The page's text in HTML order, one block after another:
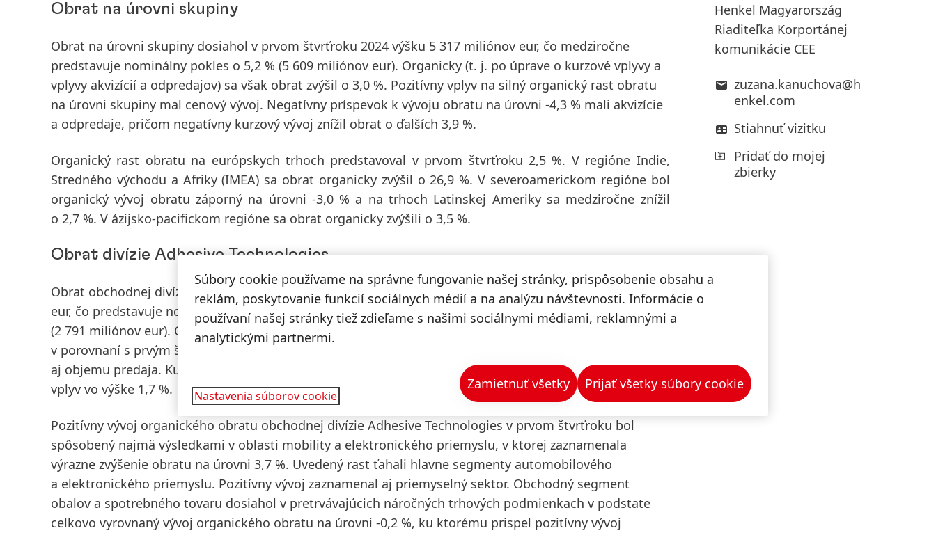
Obrat na úrovni skupiny
Obrat na úrovni skupiny dosiahol v prvom štvrťroku 2024 výšku 5 317 miliónov eur, čo medziročne
predstavuje nominálny pokles o 5,2 % (5 609 miliónov eur). Organicky (t. j. po úprave o kurzové vplyvy a
vplyvy akvizícií a odpredajov) sa však obrat zvýšil o 3,0 %. Pozitívny vplyv na silný organický rast obratu
na úrovni skupiny mal cenový vývoj. Negatívny príspevok k vývoju obratu na úrovni -4,3 % mali akvizície
a odpredaje, pričom negatívny kurzový vývoj znížil obrat o ďalších 3,9 %.
Organický rast obratu na európskych trhoch predstavoval v prvom štvrťroku 2,5 %. V regióne Indie,
Stredného východu a Afriky (IMEA) sa obrat organicky zvýšil o 26,9 %. V severoamerickom regióne bol
organický vývoj obratu záporný na úrovni -3,0 % a na trhoch Latinskej Ameriky sa medziročne znížil
o 2,7 %. V ázijsko-pacifickom regióne sa obrat organicky zvýšili o 3,5 %.
Obrat divízie Adhesive Technologies
Obrat obchodnej divízie Adhesive Technologies dosiahol vprvom štvrťroku 2024sumu 2 677 miliónov
eur, čo predstavuje nominálne
zníženie o 4,1 % v porovnaní s rovnakým obdobím predchádzajúceho roka
(2 791 miliónov eur). Organicky (t. j. po úprave o kurzové vplyvy a vplyvy akvizícií a odpredajov) sa obrat
v porovnaní s prvým štvrťrokom 2023 zvýšil o 1,3 %. K uvedenému pozitívnemu vývoju prispel rast cien
aj objemu predaja. Kurzové vplyvy znížili obrat o 3,8 % a akvizície a odpredaje mali dodatočný záporný
vplyv vo výške 1,7 %.
Pozitívny vývoj organického obratu obchodnej divízie Adhesive Technologies v prvom štvrťroku bol
spôsobený najmä výsledkami v oblasti mobility a elektronického priemyslu, v ktorej zaznamenala
výrazne zvýšenie obratu na úrovni 3,7 %. Uvedený rast ťahali hlavne segmenty automobilového
a elektronického priemyslu. Pozitívny vývoj zaznamenal aj priemyselný sektor. Obchodný segment
obalov a spotrebného tovaru dosiahol v pretrvávajúcich náročných trhových podmienkach v podstate
celkovo vyrovnaný vývoj organického obratu na úrovni -0,2 %, ku ktorému prispel pozitívny vývoj
Henkel Magyarország
Riaditeľka Korportánej
komunikácie CEE
zuzana.kanuchova@h
enkel.com
Stiahnuť vizitku
Pridať do mojej
zbierky
Súbory cookie používame na správne fungovanie našej stránky, prispôsobenie obsahu a
reklám, poskytovanie funkcií sociálnych médií a na analýzu návštevnosti. Informácie o
používaní našej stránky tiež zdieľame s našimi sociálnymi médiami, reklamnými a
analytickými partnermi.
Nastavenia súborov cookie
Zamietnuť všetky Prijať všetky súbory cookie